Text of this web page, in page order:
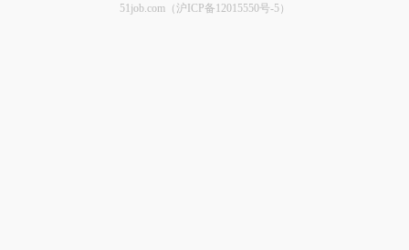
51job.com（沪ICP备12015550号-5）